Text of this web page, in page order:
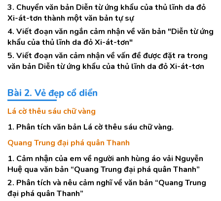
3. Chuyển văn bản Diễn từ ứng khẩu của thủ lĩnh da đỏ
Xi-át-tơn thành một văn bản tự sự
4. Viết đoạn văn ngắn cảm nhận về văn bản "Diễn từ ứng
khẩu của thủ lĩnh da đỏ Xi-át-tơn"
5. Viết đoạn văn cảm nhận về vấn đề được đặt ra trong
văn bản Diễn từ ứng khẩu của thủ lĩnh da đỏ Xi-át-tơn
Bài 2. Vẻ đẹp cổ diển
Lá cờ thêu sáu chữ vàng
1. Phân tích văn bản Lá cờ thêu sáu chữ vàng.
Quang Trung đại phá quân Thanh
1. Cảm nhận của em về người anh hùng áo vải Nguyễn
Huệ qua văn bản “Quang Trung đại phá quân Thanh”
2. Phân tích và nêu cảm nghĩ về văn bản “Quang Trung
đại phá quân Thanh”